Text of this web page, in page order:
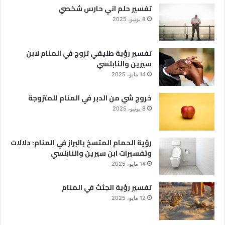
تفسير حلم اني حارس شخصي
8 يونيو، 2025
تفسير رؤية طليقي تزوج في المنام لابن
سيرين والنابلسي
14 مايو، 2025
خروج شي من الدبر في المنام للمتزوجة
8 يونيو، 2025
رؤية الحمام المتسخ بالبراز في المنام: دلالات
وتفسيرات ابن سيرين والنابلسي
14 مايو، 2025
تفسير رؤية الجثث في المنام
12 مايو، 2025